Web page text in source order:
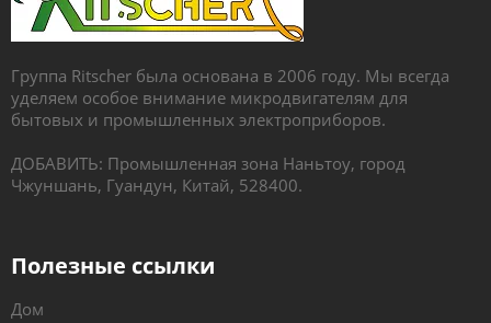
Группа Ritscher была основана в 2006 году. Мы всегда
уделяем особое внимание микродвигателям для
бытовых и промышленных электроприборов.
ДОБАВИТЬ: Промышленная зона Наньтоу, город
Чжуншань, Гуандун, Китай, 528400.
Полезные ссылки
Дом